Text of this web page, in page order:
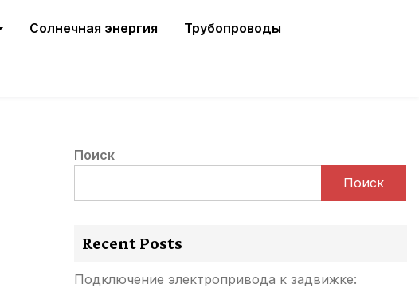
Солнечная энергия Трубопроводы
Поиск
Поиск
Recent Posts
Подключение электропривода к задвижке: